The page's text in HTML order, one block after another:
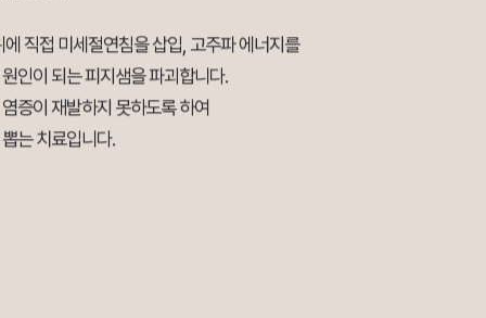
크로 니들을 삽입하여 스킨부스터와 함께
를 흘려보내 표피의 손상을 줄이면서
을 형성, 새로운 콜라겐 재생을 촉진하여
시술입니다.